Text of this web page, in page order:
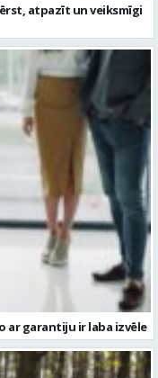
atpazīt un veiksmīgi
ar garantiju ir laba izvēle